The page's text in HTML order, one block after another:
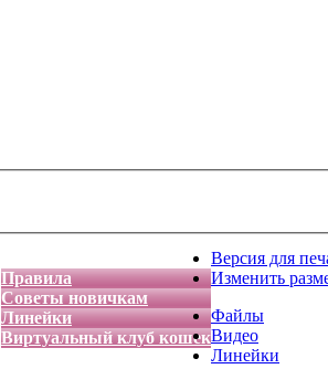
Правила
Советы новичкам
Линейки
Виртуальный клуб кошек
Версия для
Изменить
Файлы
Видео
Линейки